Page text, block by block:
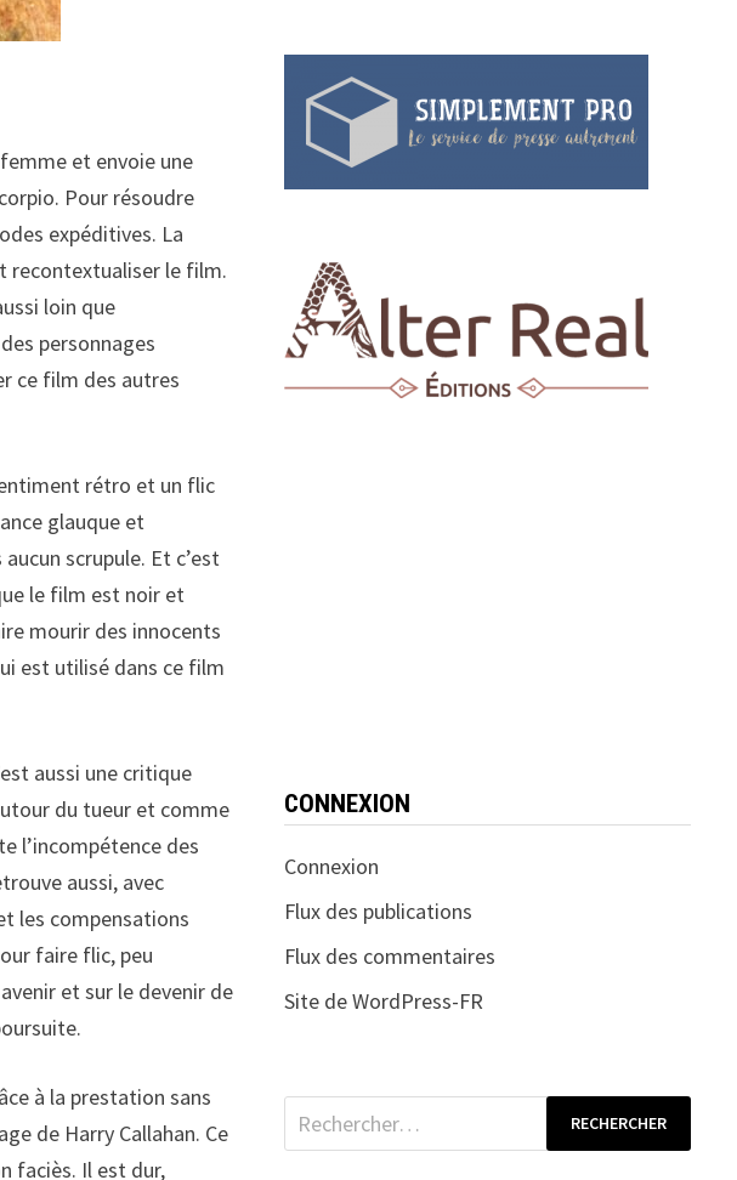
et envoie une
Pour résoudre
expéditives. La
recontextualiser le film.
loin que
personnages
ce film des autres
rétro et un flic
glauque et
scrupule. Et c’est
le film est noir et
mourir des innocents
est utilisé dans ce film
aussi une critique
du tueur et comme
l’incompétence des
aussi, avec
les compensations
faire flic, peu
et sur le devenir de
à la prestation sans
de Harry Callahan. Ce
faciès. Il est dur,
CONNEXION
Connexion
Flux des publications
Flux des commentaires
Site de WordPress-FR
Rechercher :